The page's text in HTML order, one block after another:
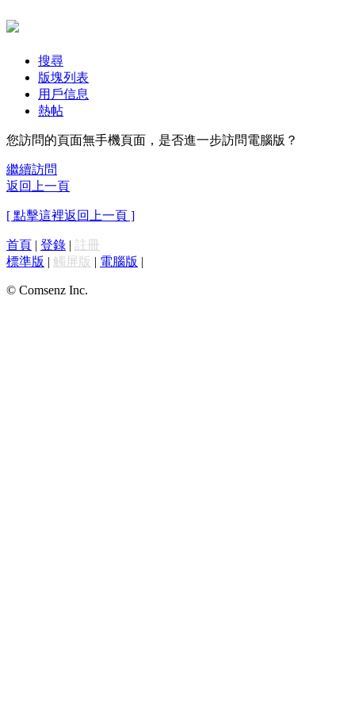
搜尋
版塊列表
用戶信息
熱帖
您訪問的頁面無手機頁面，是否進一步訪問電腦版？
繼續訪問
返回上一頁
[ 點擊這裡返回上一頁 ]
首頁 | 登錄 | 註冊
標準版 | 觸屏版 | 電腦版 |
© Comsenz Inc.